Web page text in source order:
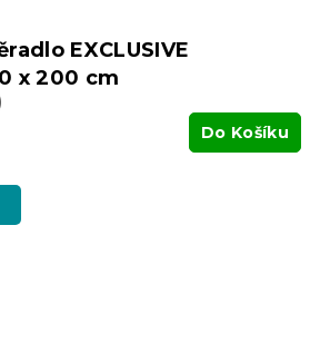
EXCLUSIVE
x 200 cm
Do Košíku